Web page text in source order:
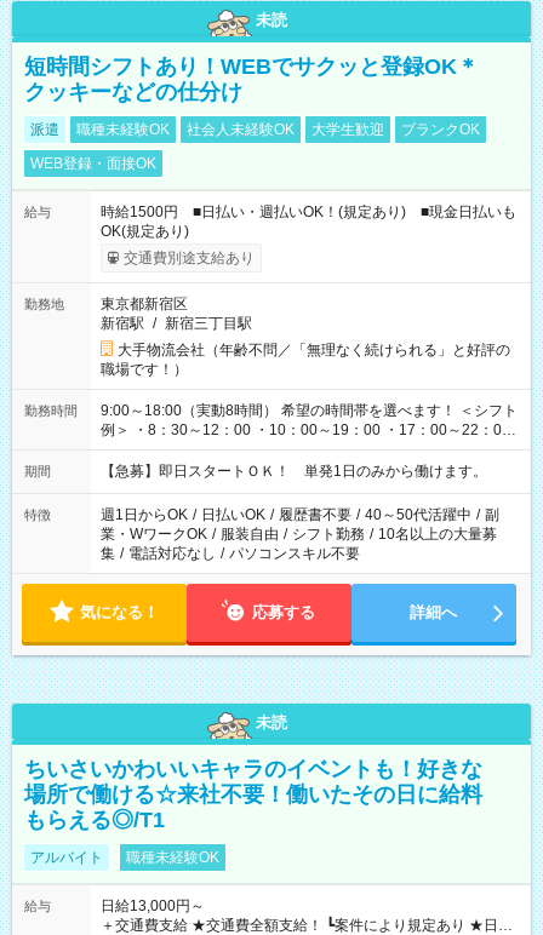
未読
短時間シフトあり！WEBでサクッと登録OK＊
クッキーなどの仕分け
派遣 職種未経験OK 社会人未経験OK 大学生歓迎
ブランクOK
WEB登録・面接OK
給与
時給1500円 ■日払い・週払いOK！(規定あり) ■現金日払いも
OK(規定あり)
交通費別途支給あり
勤務地
東京都新宿区
新宿駅 / 新宿三丁目駅
大手物流会社（年齢不問／「無理なく続けられる」と好評の
職場です！）
勤務時間
9:00～18:00（実動8時間） 希望の時間帯を選べます！ ＜シフト
例＞ ・8：30～12：00 ・10：00～19：00 ・17：00～22：00
・13：00～22：00 ・22：00～翌6：00 など
期間 【急募】即日スタートＯＫ！ 単発1日のみから働けます。
特徴 週1日からOK / 日払いOK / 履歴書不要 / 40～50代活躍中 / 副
業・WワークOK / 服装自由 / シフト勤務 / 10名以上の大量募
集 / 電話対応なし / パソコンスキル不要
気になる！ 応募する 詳細へ
未読
ちいさいかわいいキャラのイベントも！好きな
場所で働ける☆来社不要！働いたその日に給料
もらえる◎/T1
アルバイト 職種未経験OK
給与
日給13,000円～
＋交通費支給 ★交通費全額支給！ ┗案件により規定あり ★日払